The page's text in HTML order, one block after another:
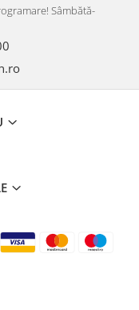
Sâmbătă-